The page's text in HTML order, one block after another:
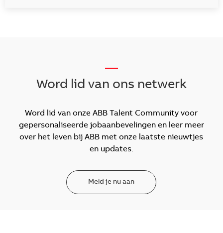
Word lid van ons netwerk
Word lid van onze ABB Talent Community voor
gepersonaliseerde jobaanbevelingen en leer meer
over het leven bij ABB met onze laatste nieuwtjes
en updates.
Meld je nu aan